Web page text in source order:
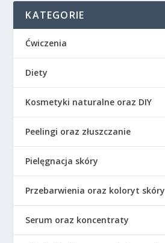
KATEGORIE
Ćwiczenia
Diety
Kosmetyki naturalne oraz DIY
Peelingi oraz złuszczanie
Pielęgnacja skóry
Przebarwienia oraz koloryt skóry
Serum oraz koncentraty